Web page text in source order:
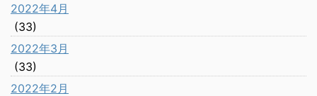
2022年4月
(33)
2022年3月
(33)
2022年2月